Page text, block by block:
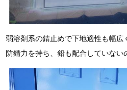
弱溶剤系の錆止めで下地適性も幅
防錆力を持ち、鉛も配合していない